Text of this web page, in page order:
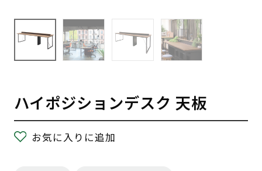
ハイポジションデスク 天板
お気に入りに追加